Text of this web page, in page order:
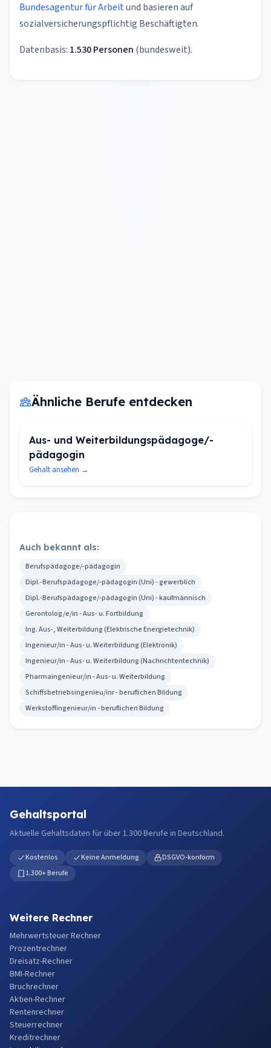
Bundesagentur für Arbeitund basieren auf
sozialversicherungspflichtig Beschäftigten.
Datenbasis: 1.530 Personen (bundesweit).
Ähnliche Berufe entdecken
Aus- und Weiterbildungspädagoge/-
pädagogin
Gehalt ansehen →
Auch bekannt als:
Berufspädagoge/-pädagogin
Dipl.-Berufspädagoge/-pädagogin (Uni) - gewerblich
Dipl.-Berufspädagoge/-pädagogin (Uni) - kaufmännisch
Gerontolog/e/in - Aus- u. Fortbildung
Ing. Aus-, Weiterbildung (Elektrische Energietechnik)
Ingenieur/in - Aus- u. Weiterbildung (Elektronik)
Ingenieur/in - Aus- u. Weiterbildung (Nachrichtentechnik)
Pharmaingenieur/in - Aus- u. Weiterbildung
Schiffsbetriebsingenieu/inr - beruflichen Bildung
Werkstoffingenieur/in - beruflichen Bildung
Gehaltsportal
Aktuelle Gehaltsdaten für über 1.300 Berufe in Deutschland.
Kostenlos Keine Anmeldung
DSGVO-konform
1.300+ Berufe
Weitere Rechner
Mehrwertsteuer Rechner
Prozentrechner
Dreisatz-Rechner
BMI-Rechner
Bruchrechner
Aktien-Rechner
Rentenrechner
Steuerrechner
Kreditrechner